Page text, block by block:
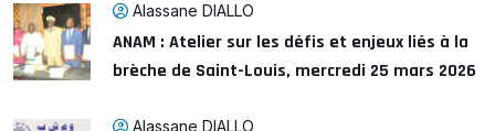
Alassane DIALLO
ANAM : Atelier sur les défis et enjeux liés à la
brèche de Saint-Louis, mercredi 25 mars 2026
Alassane DIALLO